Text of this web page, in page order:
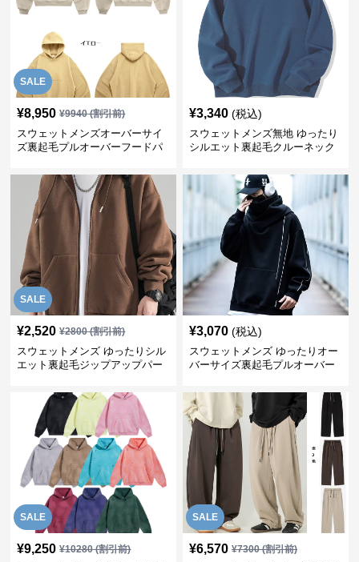
SALE
¥8,950 ¥9940(割引前)
スウェットメンズオーバーサイ
ズ裏起毛プルオーバーフードパ
¥3,340 (税込)
スウェットメンズ無地 ゆったり
シルエット裏起毛クルーネック
SALE
¥2,520 ¥2800(割引前)
スウェットメンズ ゆったりシル
エット裏起毛ジップアップパー
¥3,070 (税込)
スウェットメンズ ゆったりオー
バーサイズ裏起毛プルオーバー
SALE
¥9,250 ¥10280(割引前)
SALE
¥6,570 ¥7300(割引前)